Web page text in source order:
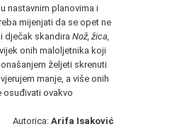
nastavnim planovima i
mijenjati da se opet ne
dječak skandira Nož, žica,
onih maloljetnika koji
željeti skrenuti
manje, a više onih
osuđivati ovakvo
Autorica: Arifa Isaković